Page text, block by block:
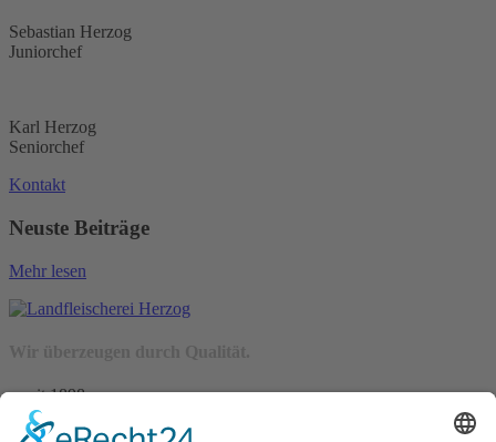
Sebastian Herzog
Juniorchef
Karl Herzog
Seniorchef
Kontakt
Neuste Beiträge
Mehr lesen
– seit 1898 –